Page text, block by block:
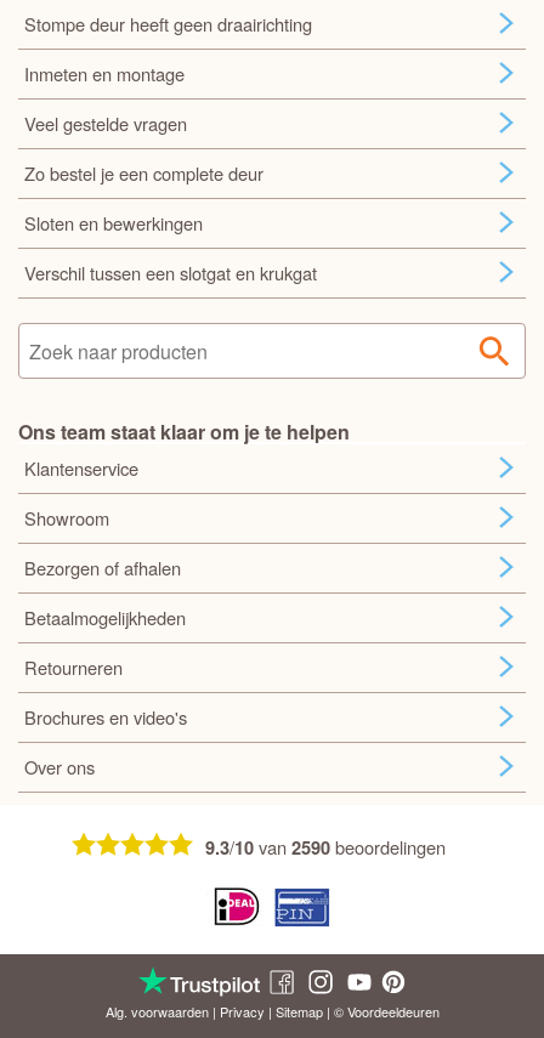
Stompe deur heeft geen draairichting
Inmeten en montage
Veel gestelde vragen
Zo bestel je een complete deur
Sloten en bewerkingen
Verschil tussen een slotgat en krukgat
Ons team staat klaar om je te helpen
Klantenservice
Showroom
Bezorgen of afhalen
Betaalmogelijkheden
Retourneren
Brochures en video's
Over ons
9.3/10van2590beoordelingen
Alg. voorwaarden| Privacy | Sitemap| © Voordeeldeuren